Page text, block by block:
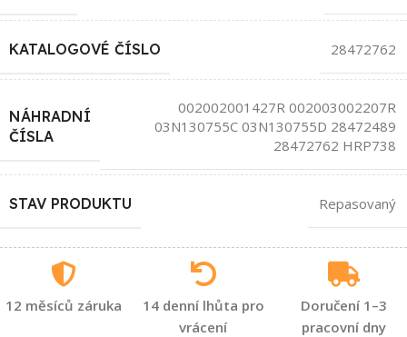
KATALOGOVÉ ČÍSLO 28472762
NÁHRADNÍ
ČÍSLA
002002001427R 002003002207R
03N130755C 03N130755D 28472489
28472762 HRP738
STAV PRODUKTU Repasovaný
12 měsíců záruka
14 denní lhůta pro
vrácení
Doručení 1–3
pracovní dny